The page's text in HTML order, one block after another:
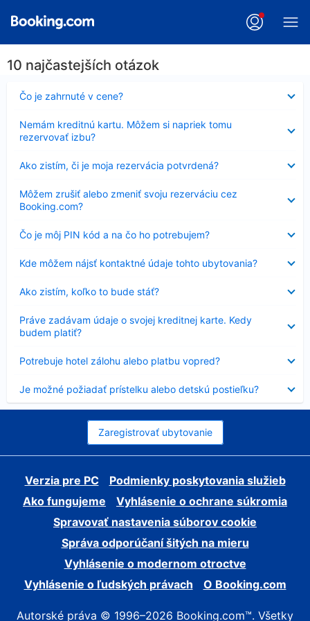
10 najčastejších otázok
Čo je zahrnuté v cene?
Nezobrazuje
sa
Nemám kreditnú kartu. Môžem si napriek tomu
rezervovať izbu?
sa
Ako zistím, či je moja rezervácia potvrdená?
sa
Môžem zrušiť alebo zmeniť svoju rezerváciu cez
Booking.com?
sa
Čo je môj PIN kód a na čo ho potrebujem?
Nezobrazuje
sa
Kde môžem nájsť kontaktné údaje tohto ubytovania?
sa
Ako zistím, koľko to bude stáť?
sa
Práve zadávam údaje o svojej kreditnej karte. Kedy
budem platiť?
sa
Potrebuje hotel zálohu alebo platbu vopred?
sa
Je možné požiadať prístelku alebo detskú postieľku?
sa
Zaregistrovať ubytovanie
Verzia pre PC
Podmienky poskytovania služieb
Ako fungujeme
Vyhlásenie o ochrane súkromia
Spravovať nastavenia súborov cookie
Správa odporúčaní šitých na mieru
Vyhlásenie o modernom otroctve
Vyhlásenie o ľudských právach
O Booking.com
Autorské práva © 1996–2026 Booking.com™. Všetky